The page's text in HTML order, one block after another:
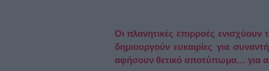
Οι πλανητικές επιρροές ενισχύουν
δημιουργούν ευκαιρίες για
αφήσουν θετικό αποτύπωμα… για